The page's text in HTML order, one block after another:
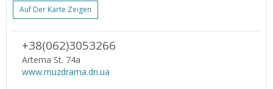
Auf Der Karte Zeigen
+38(062)3053266
Artema St. 74a
www.muzdrama.dn.ua